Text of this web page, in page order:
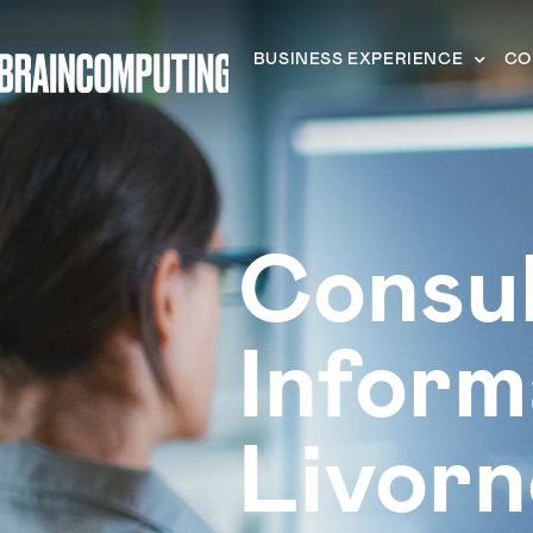
BUSINESS EXPERIENCE